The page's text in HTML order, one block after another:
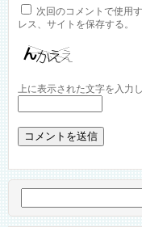
次回のコメントで使用
レス、サイトを保存する。
上に表示された文字を入力